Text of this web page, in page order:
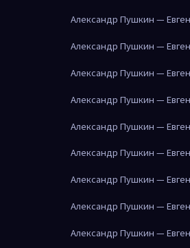
Александр Пушкин —
Александр Пушкин —
Александр Пушкин —
Александр Пушкин —
Александр Пушкин —
Александр Пушкин —
Александр Пушкин —
Александр Пушкин —
Александр Пушкин —